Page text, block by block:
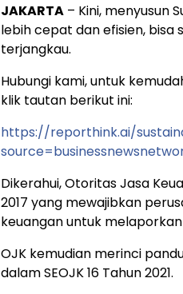
JAKARTA – Kini, menyusun
lebih cepat dan efisien, bisa
terjangkau.
Hubungi kami, untuk
klik tautan berikut ini:
https://reporthink.ai/
Dikerahui, Otoritas Jasa
2017 yang mewajibkan
keuangan untuk melaporkan
OJK kemudian merinci
dalam SEOJK 16 Tahun 2021.